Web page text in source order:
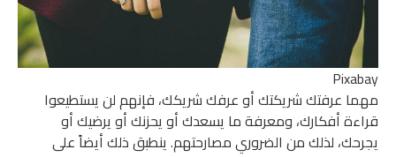
Pixabay
مهما عرفتك شريكتك أو عرفك شريكك، فإنهم لن يستطيعوا
قراءة أفكارك، ومعرفة ما يسعدك أو يحزنك أو يرضيك أو
يجرحك، لذلك من الضروري مصارحتهم. ينطبق ذلك أيضاً على